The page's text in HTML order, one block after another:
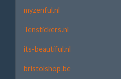
myzenful.nl
Tenstickers.nl
its-beautiful.nl
bristolshop.be